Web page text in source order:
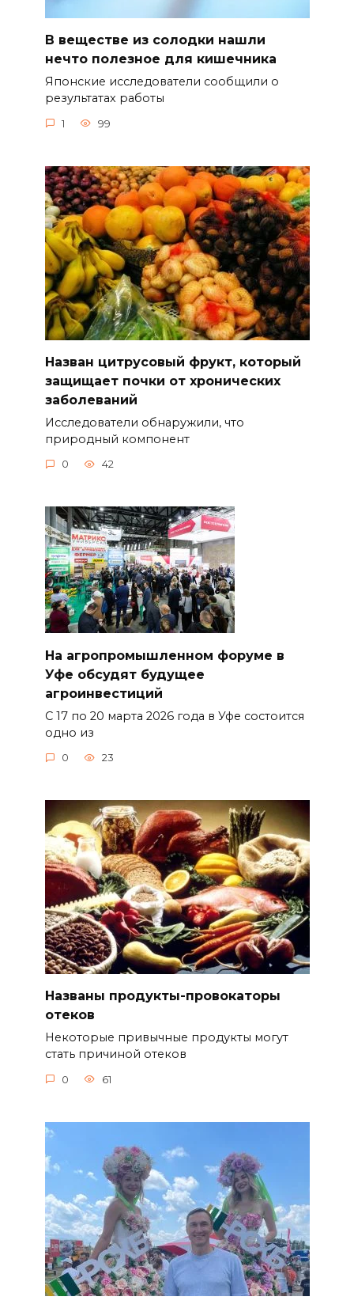
В веществе из солодки нашли
нечто полезное для кишечника
Японские исследователи сообщили о
результатах работы
1 99
Назван цитрусовый фрукт, который
защищает почки от хронических
заболеваний
Исследователи обнаружили, что
природный компонент
0 42
На агропромышленном форуме в
Уфе обсудят будущее
агроинвестиций
С 17 по 20 марта 2026 года в Уфе состоится
одно из
0 23
Названы продукты-провокаторы
отеков
Некоторые привычные продукты могут
стать причиной отеков
0 61